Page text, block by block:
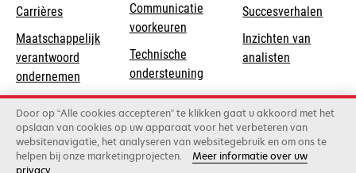
Carrières
Maatschappelijk
verantwoord
ondernemen
in
a
new
tab
Duurzaamheid
Lexmark Partners
Communicatie
voorkeuren
Technische
ondersteuningopens
in
a
new
tab
Product registratie
Vind een dealer
Succesverhalen
Inzichten van
analisten
Door op “Alle cookies accepteren” te klikken gaat u akkoord met het
opslaan van cookies op uw apparaat voor het verbeteren van
websitenavigatie, het analyseren van websitegebruik en om ons te
helpen bij onze marketingprojecten.
Meer informatie over uw
privacy